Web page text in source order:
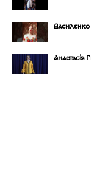
Василенко
Анастасія